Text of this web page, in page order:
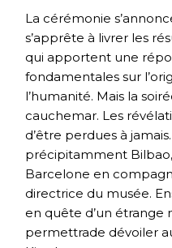
La cérémonie
s’apprête à livrer les
qui apportent une
fondamentales sur
l’humanité. Mais la
cauchemar. Les
d’être perdues à
précipitamment
Barcelone en
directrice du musée.
en quête d’un étrange
permettrade dévoiler